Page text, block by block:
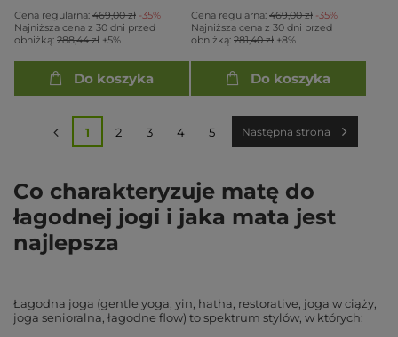
Cena regularna: 469,00 zł -35%
Najniższa cena z 30 dni przed
obniżką: 288,44 zł +5%
Do koszyka
Cena regularna: 469,00 zł -35%
Najniższa cena z 30 dni przed
obniżką: 281,40 zł +8%
Do koszyka
1 2 3 4 5 Następna strona
Co charakteryzuje matę do
łagodnej jogi i jaka mata jest
najlepsza
Łagodna joga (gentle yoga, yin, hatha, restorative, joga w ciąży,
joga senioralna, łagodne flow) to spektrum stylów, w których: